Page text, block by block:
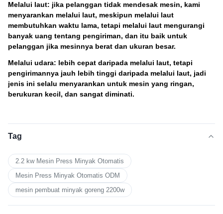
Melalui laut: jika pelanggan tidak mendesak mesin, kami
menyarankan melalui laut, meskipun melalui laut
membutuhkan waktu lama, tetapi melalui laut mengurangi
banyak uang tentang pengiriman, dan itu baik untuk
pelanggan jika mesinnya berat dan ukuran besar.
Melalui udara: lebih cepat daripada melalui laut, tetapi
pengirimannya jauh lebih tinggi daripada melalui laut, jadi
jenis ini selalu menyarankan untuk mesin yang ringan,
berukuran kecil, dan sangat diminati.
Tag
2.2 kw Mesin Press Minyak Otomatis
Mesin Press Minyak Otomatis ODM
mesin pembuat minyak goreng 2200w